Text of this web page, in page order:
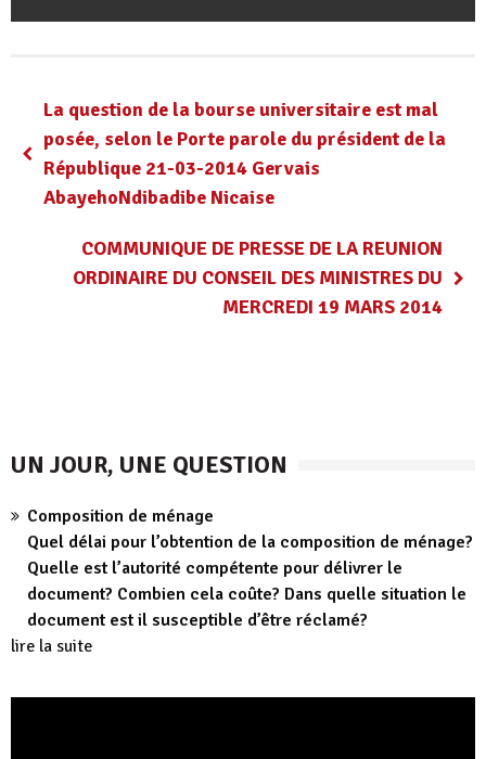
La question de la bourse universitaire est mal
posée, selon le Porte parole du président de la
République 21-03-2014 Gervais
AbayehoNdibadibe Nicaise
COMMUNIQUE DE PRESSE DE LA REUNION
ORDINAIRE DU CONSEIL DES MINISTRES DU
MERCREDI 19 MARS 2014
UN JOUR, UNE QUESTION
Composition de ménage
Quel délai pour l’obtention de la composition de ménage?
Quelle est l’autorité compétente pour délivrer le
document? Combien cela coûte? Dans quelle situation le
document est il susceptible d’être réclamé?
lire la suite